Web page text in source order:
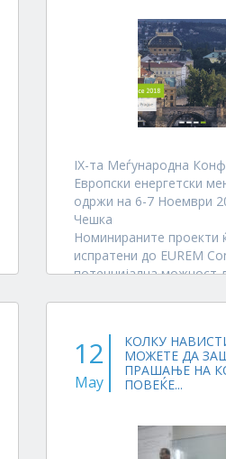
IX-та Меѓународна
Европски енергетски
одржи на 6-7 Ноември
Чешка
Номинираните проекти
испратени до EUREM
потенцијална можност
12
May
КОЛКУ
МОЖЕТЕ ДА
ПРАШАЊЕ НА
ПОВЕЌЕ...